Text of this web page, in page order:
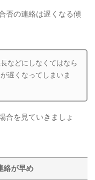
否の連絡は遅くなる傾
などにしなくてはなら
遅くなってしまいま
合を見ていきましょ
絡が早め